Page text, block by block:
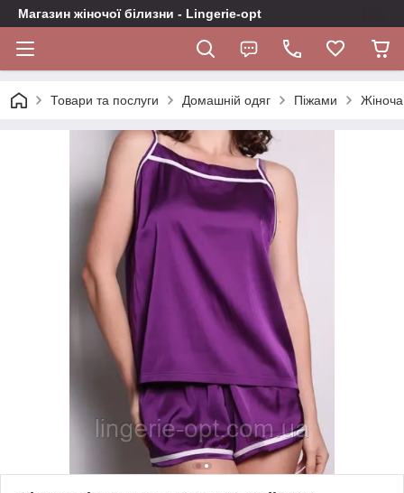
Магазин жіночої білизни - Lingerie-opt
Товари та послуги Домашній одяг Піжами